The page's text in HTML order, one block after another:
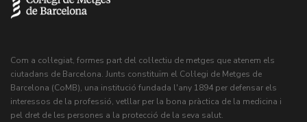
Com a col·legiat, formes part del col·lectiu de metges que atenem els
ciutadans de Barcelona. Junts constituïm el Col·legi de Metges de
Barcelona (CoMB), una institució fundada l'any 1894 per defensar els
interessos de la professió, vetllar per la bona pràctica de la medicina i
pel dret de les persones a la protecció de la seva salut.